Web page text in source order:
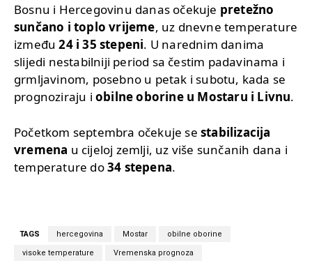
Bosnu i Hercegovinu danas očekuje pretežno
sunčano i toplo vrijeme, uz dnevne temperature
između24 i 35 stepeni. U narednim danima
slijedi nestabilniji period sa čestim padavinama i
grmljavinom, posebno u petak i subotu, kada se
prognoziraju i obilne oborine u Mostaru i Livnu.
Početkom septembra očekuje se stabilizacija
vremena u cijeloj zemlji, uz više sunčanih dana i
temperature do34 stepena.
TAGS hercegovina Mostar obilne oborine
visoke temperature Vremenska prognoza